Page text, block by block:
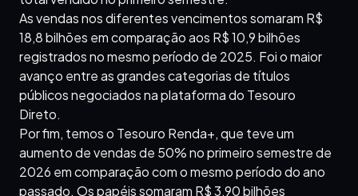
As vendas nos diferentes vencimentos somaram R$
18,8 bilhões em comparação aos R$ 10,9 bilhões
registrados no mesmo período de 2025. Foi o maior
avanço entre as grandes categorias de títulos
públicos negociados na plataforma do Tesouro
Direto.
Por fim, temos o Tesouro Renda+, que teve um
aumento de vendas de 50% no primeiro semestre de
2026 em comparação com o mesmo período do ano
passado. Os papéis somaram R$ 3,90 bilhões